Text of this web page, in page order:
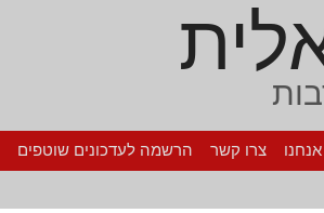
צרו קשר הרשמה לעדכונים שוטפים